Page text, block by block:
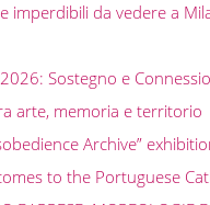
imperdibili da vedere a
Sostegno e
arte, memoria e territorio
Archive”
to the Portuguese